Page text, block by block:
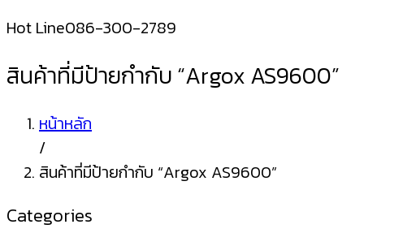
Hot Line086-300-2789
สินค้าที่มีป้ายกำกับ “Argox AS9600”
หน้าหลัก
/
สินค้าที่มีป้ายกำกับ “Argox AS9600”
Categories